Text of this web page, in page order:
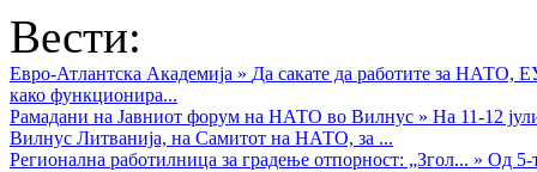
Вести:
Евро-Атлантска Академија » Да сакате да работите за НАТО,
како функционира...
Рамадани на Јавниот форум на НАТО во Вилнус » На 11-12
Вилнус Литванија, на Самитот на НАТО, за ...
Регионална работилница за градење отпорност: „Згол... » Од 5-